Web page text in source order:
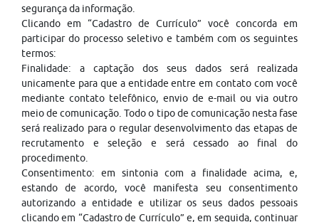
segurança da informação.
Clicando em “Cadastro de Currículo” você concorda em
participar do processo seletivo e também com os seguintes
termos:
Finalidade: a captação dos seus dados será realizada
unicamente para que a entidade entre em contato com você
mediante contato telefônico, envio de e-mail ou via outro
meio de comunicação. Todo o tipo de comunicação nesta fase
será realizado para o regular desenvolvimento das etapas de
recrutamento e seleção e será cessado ao final do
procedimento.
Consentimento: em sintonia com a finalidade acima, e,
estando de acordo, você manifesta seu consentimento
autorizando a entidade e utilizar os seus dados pessoais
clicando em “Cadastro de Currículo” e, em seguida, continuar